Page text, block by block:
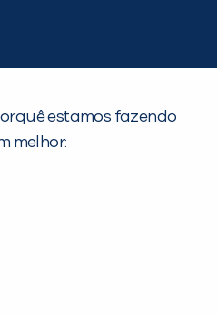
estamos fazendo
melhor: